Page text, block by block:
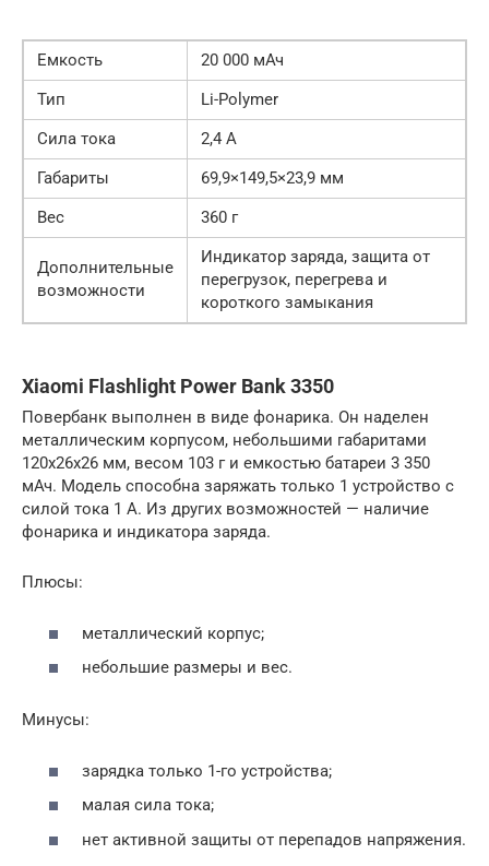
Емкость
20 000 мАч
Тип
Li-Polymer
Сила тока
2,4 А
Габариты
69,9×149,5×23,9 мм
Вес
360 г
Дополнительные
возможности
Индикатор заряда, защита от
перегрузок, перегрева и
короткого замыкания
Xiaomi Flashlight Power Bank 3350
Повербанк выполнен в виде фонарика. Он наделен
металлическим корпусом, небольшими габаритами
120x26x26 мм, весом 103 г и емкостью батареи 3 350
мАч. Модель способна заряжать только 1 устройство с
силой тока 1 А. Из других возможностей — наличие
фонарика и индикатора заряда.
Плюсы:
металлический корпус;
небольшие размеры и вес.
Минусы:
зарядка только 1-го устройства;
малая сила тока;
нет активной защиты от перепадов напряжения.